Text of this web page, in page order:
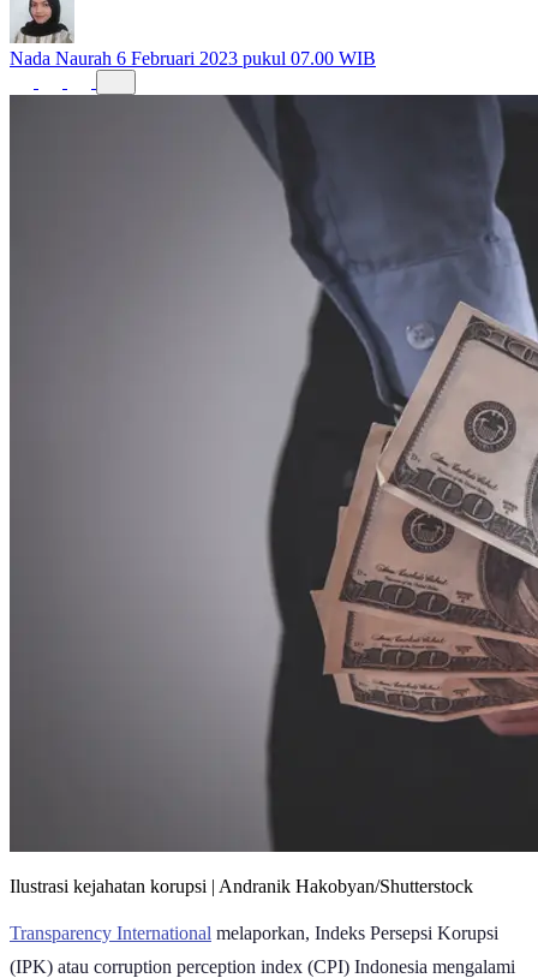
Nada Naurah 6 Februari 2023 pukul 07.00 WIB
Ilustrasi kejahatan korupsi | Andranik Hakobyan/Shutterstock
Transparency International melaporkan, Indeks Persepsi Korupsi
(IPK) atau corruption perception index (CPI) Indonesia mengalami